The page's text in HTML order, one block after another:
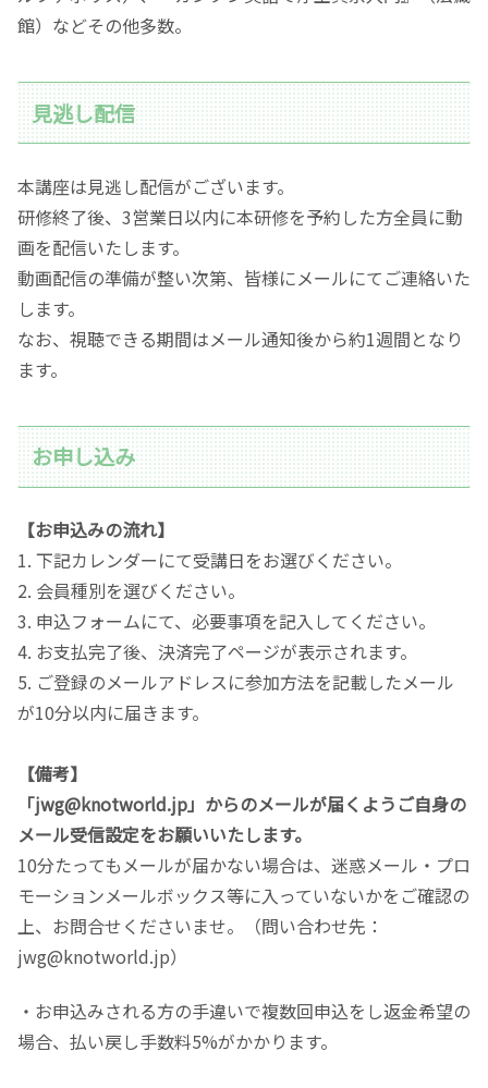
館）などその他多数。
見逃し配信
本講座は見逃し配信がございます。
研修終了後、3営業日以内に本研修を予約した方全員に動
画を配信いたします。
動画配信の準備が整い次第、皆様にメールにてご連絡いた
します。
なお、視聴できる期間はメール通知後から約1週間となり
ます。
お申し込み
【お申込みの流れ】
1. 下記カレンダーにて受講日をお選びください。
2. 会員種別を選びください。
3. 申込フォームにて、必要事項を記入してください。
4. お支払完了後、決済完了ページが表示されます。
5. ご登録のメールアドレスに参加方法を記載したメール
が10分以内に届きます。
【備考】
「jwg@knotworld.jp」からのメールが届くようご自身の
メール受信設定をお願いいたします。
10分たってもメールが届かない場合は、迷惑メール・プロ
モーションメールボックス等に入っていないかをご確認の
上、お問合せくださいませ。（問い合わせ先：
jwg@knotworld.jp）
・お申込みされる方の手違いで複数回申込をし返金希望の
場合、払い戻し手数料5%がかかります。